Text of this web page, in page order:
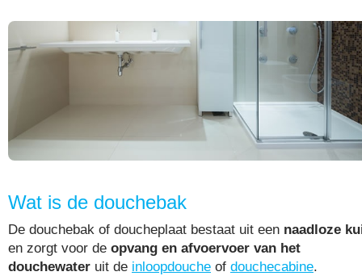
Wat is de douchebak
De douchebak of doucheplaat bestaat uit een naadloze
en zorgt voor de opvang en afvoervoer van het
douchewater uit de inloopdouche of douchecabine.